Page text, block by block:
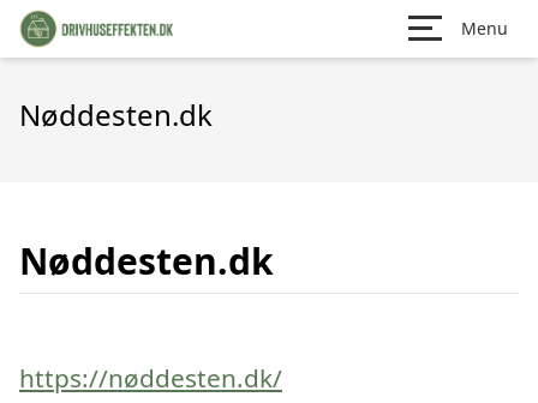
Menu
Nøddesten.dk
Nøddesten.dk
https://nøddesten.dk/